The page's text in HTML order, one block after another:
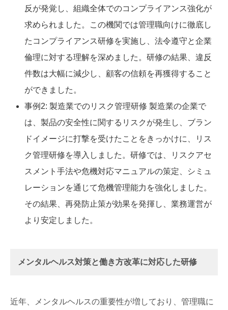
反が発覚し、組織全体でのコンプライアンス強化が
求められました。この機関では管理職向けに徹底し
たコンプライアンス研修を実施し、法令遵守と企業
倫理に対する理解を深めました。研修の結果、違反
件数は大幅に減少し、顧客の信頼を再獲得すること
ができました。
事例2: 製造業でのリスク管理研修 製造業の企業で
は、製品の安全性に関するリスクが発生し、ブラン
ドイメージに打撃を受けたことをきっかけに、リス
ク管理研修を導入しました。研修では、リスクアセ
スメント手法や危機対応マニュアルの策定、シミュ
レーションを通じて危機管理能力を強化しました。
その結果、再発防止策が効果を発揮し、業務運営が
より安定しました。
メンタルヘルス対策と働き方改革に対応した研修
近年、メンタルヘルスの重要性が増しており、管理職に